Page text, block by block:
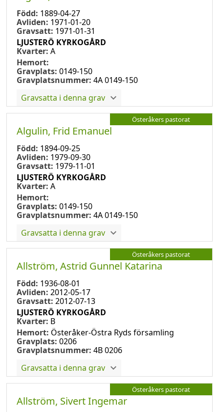
Född: 1889-04-27
Avliden: 1971-01-20
Gravsatt: 1971-01-31
LJUSTERÖ KYRKOGÅRD
Kvarter: A
Hemort:
Gravplats: 0149-150
Gravplatsnummer: 4A 0149-150
Gravsatta i denna grav
Österåkers pastorat
Algulin, Frid Emanuel
Född: 1894-09-25
Avliden: 1979-09-30
Gravsatt: 1979-11-01
LJUSTERÖ KYRKOGÅRD
Kvarter: A
Hemort:
Gravplats: 0149-150
Gravplatsnummer: 4A 0149-150
Gravsatta i denna grav
Österåkers pastorat
Allström, Astrid Gunnel Katarina
Född: 1936-08-01
Avliden: 2012-05-17
Gravsatt: 2012-07-13
LJUSTERÖ KYRKOGÅRD
Kvarter: B
Hemort: Österåker-Östra Ryds församling
Gravplats: 0206
Gravplatsnummer: 4B 0206
Gravsatta i denna grav
Österåkers pastorat
Allström, Sivert Ingemar